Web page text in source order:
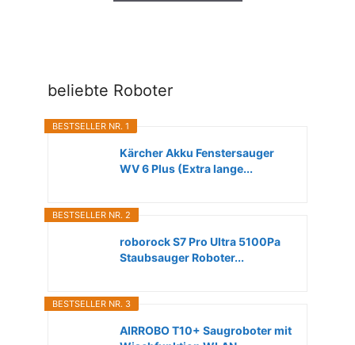
beliebte Roboter
BESTSELLER NR. 1
Kärcher Akku Fenstersauger
WV 6 Plus (Extra lange...
BESTSELLER NR. 2
roborock S7 Pro Ultra 5100Pa
Staubsauger Roboter...
BESTSELLER NR. 3
AIRROBO T10+ Saugroboter mit